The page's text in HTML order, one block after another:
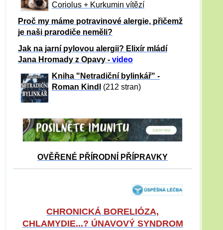
Coriolus + Kurkumin vítězí
Proč my máme potravinové alergie, přičemž
je naši prarodiče neměli?
Jak na jarní pylovou alergii? Elixír mládí
Jana Hromady z Opavy - video
Kniha "Netradiční bylinkář" -
Roman Kindl
(212 stran)
OVĚŘENÉ PŘÍRODNÍ PŘÍPRAVKY
CHRONICKÁ BORELIÓZA,
CHLAMYDIE...? ÚNAVOVÝ SYNDROM